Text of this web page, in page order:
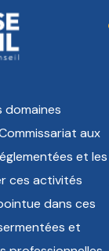
domaines
aux
et les
ces activités
dans ces
et